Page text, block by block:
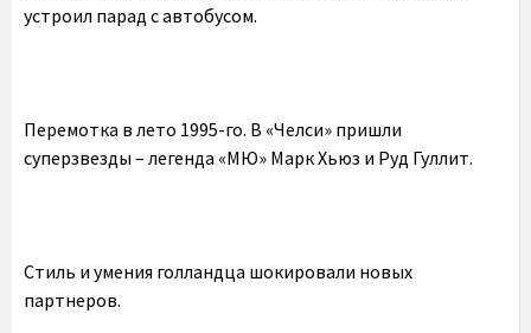
устроил парад с автобусом.
Перемотка в лето 1995-го. В «Челси» пришли
суперзвезды – легенда «МЮ» Марк Хьюз и Руд Гуллит.
Стиль и умения голландца шокировали новых
партнеров.